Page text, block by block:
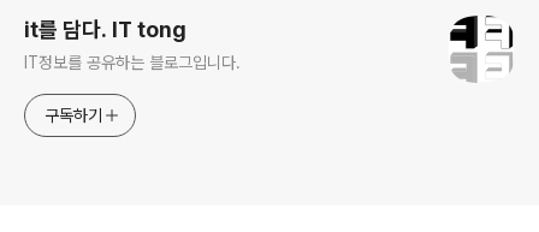
it를 담다. IT tong
IT정보를 공유하는 블로그입니다.
구독하기